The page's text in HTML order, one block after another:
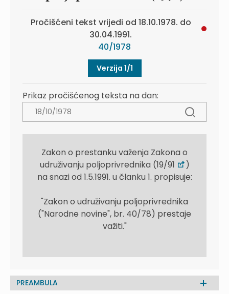
Pročišćeni tekst vrijedi od 18.10.1978. do
30.04.1991.
40/1978
Verzija 1/1
Prikaz pročišćenog teksta na dan:
Zakon o prestanku važenja Zakona o
udruživanju poljoprivrednika (19/91
)
na snazi od 1.5.1991. u članku 1. propisuje:
"Zakon o udruživanju poljoprivrednika
("Narodne novine", br. 40/78) prestaje
važiti."
PREAMBULA